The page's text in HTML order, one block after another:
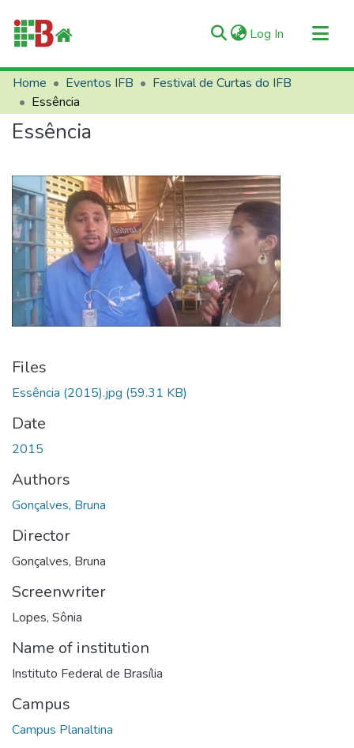
Log In (current)
Communities & Collections
All of RIIFB
Manuals and Terms
About RIIFB
Help
Contacts
Home Eventos IFB
Festival de Curtas do IFB
Essência
Essência
Files
Essência (2015).jpg (59.31 KB)
Date
2015
Authors
Gonçalves, Bruna
Director
Gonçalves, Bruna
Screenwriter
Lopes, Sônia
Name of institution
Instituto Federal de Brasília
Campus
Campus Planaltina